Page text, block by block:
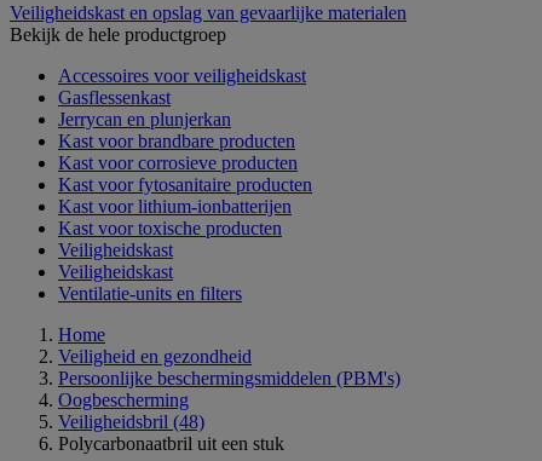
Veiligheidskast en opslag van gevaarlijke materialen
Bekijk de hele productgroep
Accessoires voor veiligheidskast
Gasflessenkast
Jerrycan en plunjerkan
Kast voor brandbare producten
Kast voor corrosieve producten
Kast voor fytosanitaire producten
Kast voor lithium-ionbatterijen
Kast voor toxische producten
Veiligheidskast
Veiligheidskast
Ventilatie-units en filters
Home
Veiligheid en gezondheid
Persoonlijke beschermingsmiddelen (PBM's)
Oogbescherming
Veiligheidsbril (48)
Polycarbonaatbril uit een stuk